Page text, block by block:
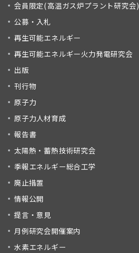
会員限定(高温ガス炉プラント研究会)
公募・入札
再生可能エネルギー
再生可能エネルギー火力発電研究会
出版
刊行物
原子力
原子力人材育成
報告書
太陽熱・蓄熱技術研究会
季報エネルギー総合工学
廃止措置
情報公開
提言・意見
月例研究会開催案内
水素エネルギー